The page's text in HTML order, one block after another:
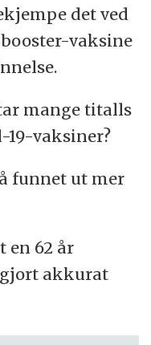
det ved
vaksine
mange titalls
19-vaksiner?
funnet ut mer
en 62 år
akkurat